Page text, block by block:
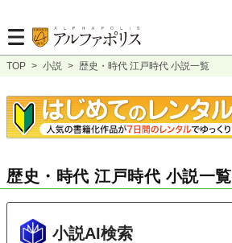
TOP > 小説 > 歴史・時代 江戸時代 小説一覧
歴史・時代 江戸時代 小説一覧
小説AI検索